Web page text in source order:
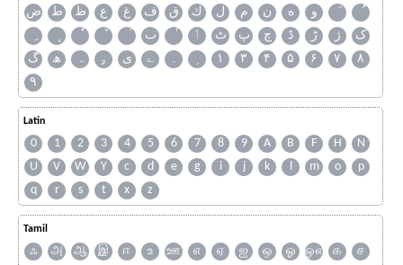
ض
ط ظ ع غ ف ق ك ل م ن ه
و
ٮ
ٲ ٹ پ چ ڈ ڑ ژ
ک
گ
ھ ہ ۄ ی ے ۔ ۱ ۳ ۴ ۵ ۶ ۷
۸
۹
Latin
0 1 2 3 4 5 6 7 8 9 A B F H
N
U
V W Y c d e g i j k l m o
p
q
r s t x z
Tamil
ஃ அ ஆ இ ஈ உ ஊ எ ஏ ஐ ஒ ஓ ஔ க
ச